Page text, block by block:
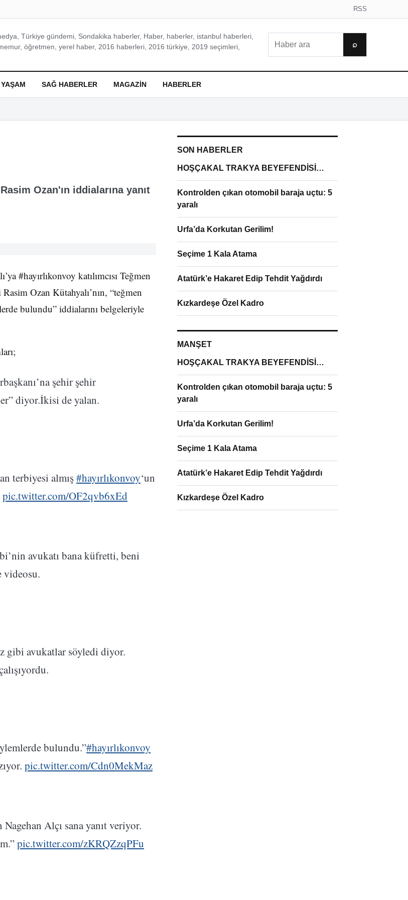
RSS
Türkiye gündemi, Sondakika haberler, Haber, haberler, istanbul haberleri,
öğretmen, yerel haber, 2016 haberleri, 2016 türkiye, 2019 seçimleri,
⌕
YAŞAM SAĞ HABERLER MAGAZIN HABERLER
Ozan'ın iddialarına yanıt
#hayırlıkonvoy katılımcısı Teğmen
Ozan Kütahyalı’nın, “teğmen
bulundu” iddialarını belgeleriyle
şehir şehir
diyor.İkisi de yalan.
terbiyesi almış#hayırlıkonvoy‘un
pic.twitter.com/OF2qvb6xEd
avukatı bana küfretti, beni
videosu.
gibi avukatlar söyledi diyor.
bulundu.”#hayırlıkonvoy
pic.twitter.com/Cdn0MekMaz
Alçı sana yanıt veriyor.
pic.twitter.com/zKRQZzqPFu
SON HABERLER
HOŞÇAKAL TRAKYA BEYEFENDİSİ…
Kontrolden çıkan otomobil baraja uçtu: 5
yaralı
Urfa’da Korkutan Gerilim!
Seçime 1 Kala Atama
Atatürk’e Hakaret Edip Tehdit Yağdırdı
Kızkardeşe Özel Kadro
MANŞET
HOŞÇAKAL TRAKYA BEYEFENDİSİ…
Kontrolden çıkan otomobil baraja uçtu: 5
yaralı
Urfa’da Korkutan Gerilim!
Seçime 1 Kala Atama
Atatürk’e Hakaret Edip Tehdit Yağdırdı
Kızkardeşe Özel Kadro